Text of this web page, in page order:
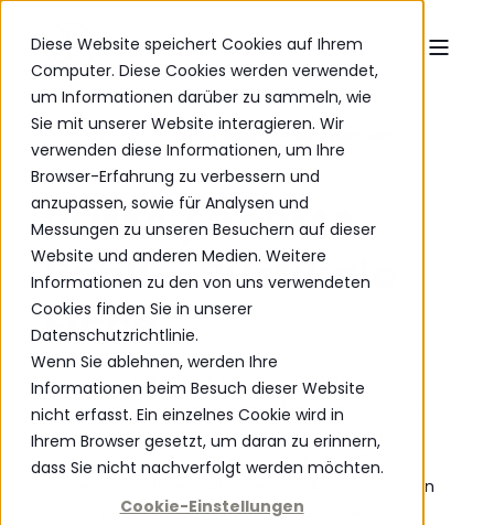
Diese Website speichert Cookies auf Ihrem
Computer. Diese Cookies werden verwendet,
um Informationen darüber zu sammeln, wie
Sie mit unserer Website interagieren. Wir
verwenden diese Informationen, um Ihre
Browser-Erfahrung zu verbessern und
anzupassen, sowie für Analysen und
Messungen zu unseren Besuchern auf dieser
Website und anderen Medien. Weitere
Informationen zu den von uns verwendeten
Cookies finden Sie in unserer
Datenschutzrichtlinie.
Wenn Sie ablehnen, werden Ihre
Informationen beim Besuch dieser Website
nicht erfasst. Ein einzelnes Cookie wird in
Ihrem Browser gesetzt, um daran zu erinnern,
dass Sie nicht nachverfolgt werden möchten.
Cookie-Einstellungen
Rustikale Eiche Rustikaler Eichen-Esstisch
ROMA / PARMA
Bank – Rustikale
Eiche
Die ROMA und PARMA Bänke vereinen einen
kraftvollen und charakterstarken Ausdruck mit
hochwertiger Handwerkskunst und moderner
Funktionalität. Gefertigt aus rustikaler Eiche
sorgen natürliche Astlöcher, Strukturvariationen
und ein lebendiges Farbspiel für eine warme,